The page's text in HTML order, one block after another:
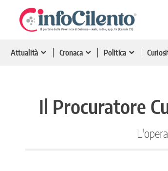
Attualità Cronaca Politica
Il Procuratore